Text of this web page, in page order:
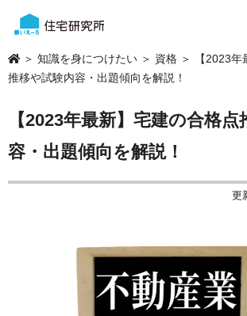
＞ 知識を身につけたい ＞ 資格 ＞ 【2023年
推移や試験内容・出題傾向を解説！
【2023年最新】宅建の合格
容・出題傾向を解説！
更